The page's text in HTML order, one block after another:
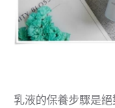
乳液的保養步驟是